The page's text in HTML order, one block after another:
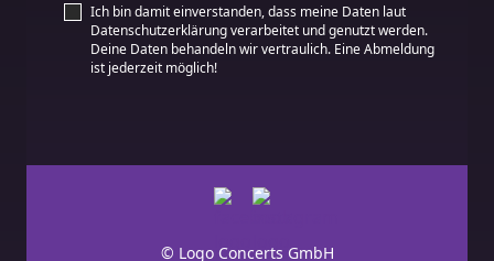
Ich bin damit einverstanden, dass meine Daten laut
Datenschutzerklärung verarbeitet und genutzt werden.
Deine Daten behandeln wir vertraulich. Eine Abmeldung
ist jederzeit möglich!
© Logo Concerts GmbH